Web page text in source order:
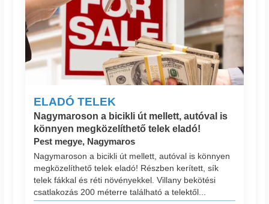
ELADÓ TELEK
Nagymaroson a bicikli út mellett, autóval is
könnyen megközelíthető telek eladó!
Pest megye, Nagymaros
Nagymaroson a bicikli út mellett, autóval is könnyen
megközelíthető telek eladó! Részben kerített, sík
telek fákkal és réti növényekkel. Villany bekötési
csatlakozás 200 méterre található a telektől...